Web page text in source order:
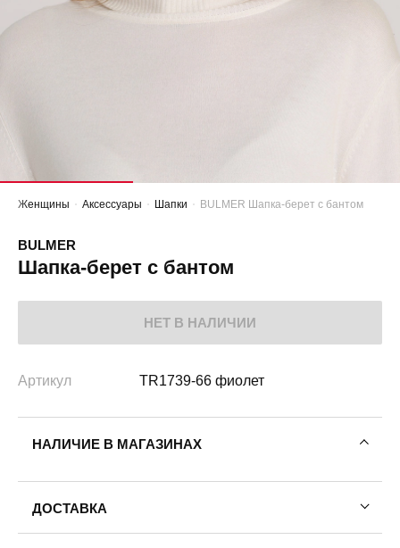
Женщины Аксессуары Шапки BULMER Шапка-берет с бантом
BULMER
Шапка-берет с бантом
НЕТ В НАЛИЧИИ
Артикул TR1739-66 фиолет
НАЛИЧИЕ В МАГАЗИНАХ
ДОСТАВКА
Пермь — бесплатно